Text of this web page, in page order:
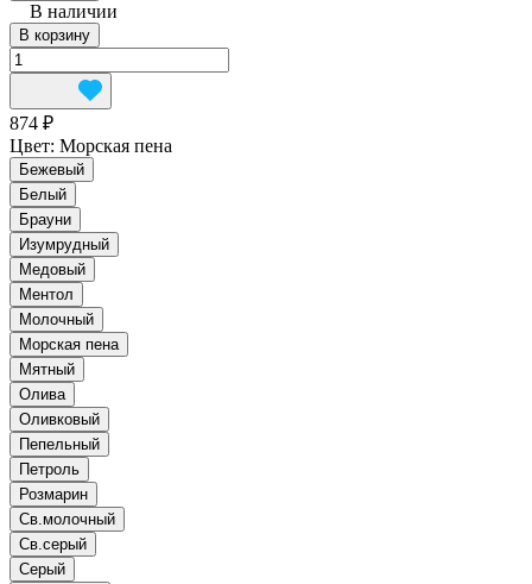
В наличии
В корзину
874 ₽
Цвет: Морская пена
Бежевый
Белый
Брауни
Изумрудный
Медовый
Ментол
Молочный
Морская пена
Мятный
Олива
Оливковый
Пепельный
Петроль
Розмарин
Св.молочный
Св.серый
Серый